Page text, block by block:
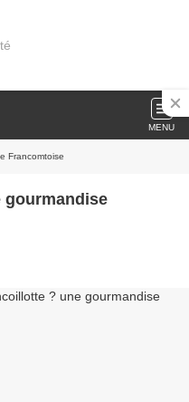
MENU
Francomtoise
gourmandise